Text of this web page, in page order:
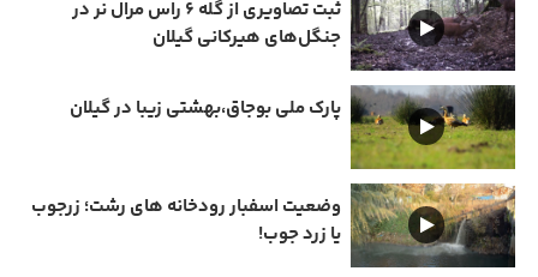
ثبت تصاویری از گله ۶ راس مرال نر در
جنگل‌های هیرکانی گیلان
پارک ملی بوجاق،بهشتی زیبا در گیلان
وضعیت اسفبار رودخانه های رشت؛ زرجوب
یا زرد جوب!